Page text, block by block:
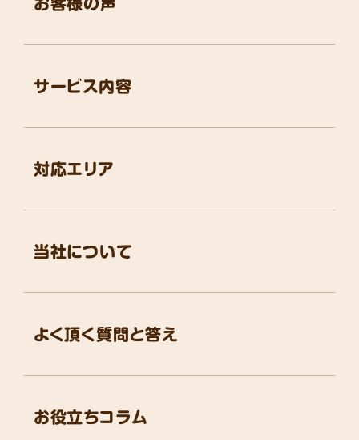
お役立ちコラム
よく頂く質問と答え
サービス内容
対応エリア
当社について